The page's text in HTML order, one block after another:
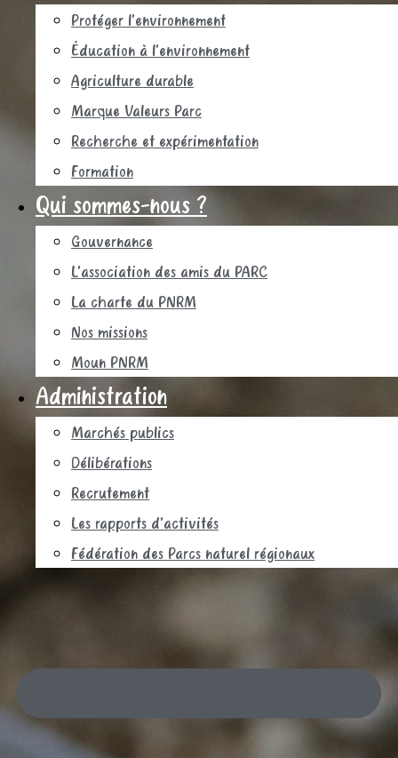
Protéger l’environnement
Éducation à l’environnement
Agriculture durable
Marque Valeurs Parc
Recherche et expérimentation
Formation
Qui sommes-nous ?
Gouvernance
L’association des amis du PARC
La charte du PNRM
Nos missions
Moun PNRM
Administration
Marchés publics
Délibérations
Recrutement
Les rapports d’activités
Fédération des Parcs naturel régionaux